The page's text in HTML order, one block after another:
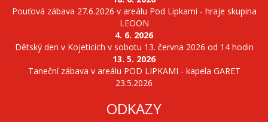
Pouťová zábava 27.6.2026 v areálu Pod Lipkami - hraje skupina
LEOON
4. 6. 2026
Dětský den v Kojeticích v sobotu 13. června 2026 od 14 hodin
13. 5. 2026
Taneční zábava v areálu POD LIPKAMI - kapela GARET
23.5.2026
ODKAZY